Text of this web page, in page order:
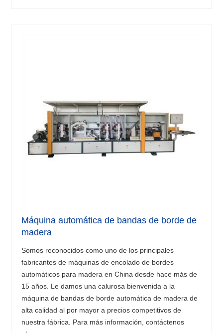
Máquina automática de bandas de borde de
madera
Somos reconocidos como uno de los principales
fabricantes de máquinas de encolado de bordes
automáticos para madera en China desde hace más de
15 años. Le damos una calurosa bienvenida a la
máquina de bandas de borde automática de madera de
alta calidad al por mayor a precios competitivos de
nuestra fábrica. Para más información, contáctenos